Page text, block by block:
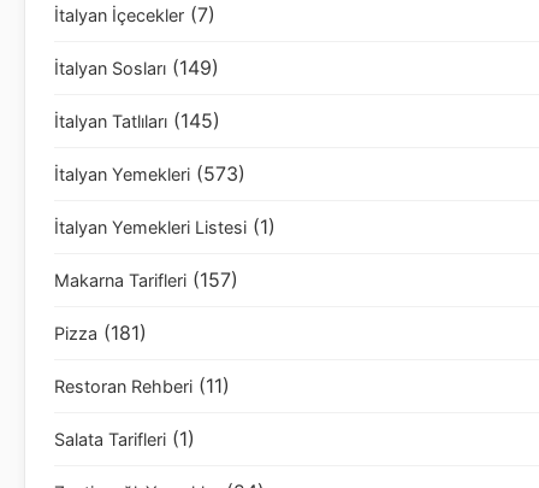
İtalyan İçecekler (7)
İtalyan Sosları (149)
İtalyan Tatlıları (145)
İtalyan Yemekleri (573)
İtalyan Yemekleri Listesi (1)
Makarna Tarifleri (157)
Pizza (181)
Restoran Rehberi (11)
Salata Tarifleri (1)